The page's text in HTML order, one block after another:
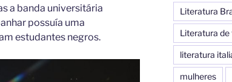
a banda universitária
possuía uma
estudantes negros.
Literatura
Literatura de
literatura
mulheres